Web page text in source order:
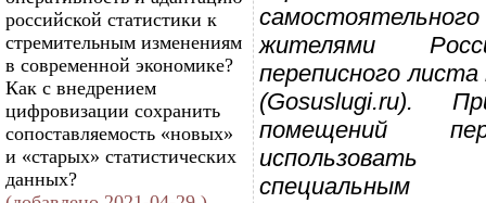
российской статистики к
стремительным изменениям
в современной экономике?
Как с внедрением
цифровизации сохранить
сопоставляемость «новых»
и «старых» статистических
данных?
жителями
переписного
(Gosuslugi.ru).
помещений